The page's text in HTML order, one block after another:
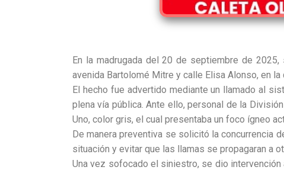
En la madrugada del 20 de septiembre de
avenida Bartolomé Mitre y calle Elisa Alonso, en la
El hecho fue advertido mediante un llamado al
plena vía pública. Ante ello, personal de la
Uno, color gris, el cual presentaba un foco ígneo
De manera preventiva se solicitó la concurrencia
situación y evitar que las llamas se propagaran a
Una vez sofocado el siniestro, se dio